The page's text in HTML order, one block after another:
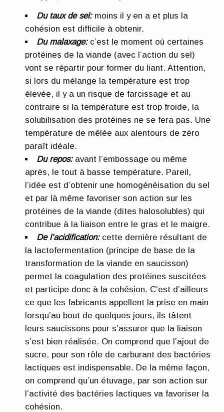
Du taux de sel:moins il y en a et plus la
cohésion est difficile à obtenir.
Du malaxage: c’est le moment où certaines
protéines de la viande (avec l’action du sel)
vont se répartir pour former du liant. Attention,
si lors du mélange la température est trop
élevée, il y a un risque de farcissage et au
contraire si la température est trop froide, la
solubilisation des protéines ne se fera pas. Une
température de mêlée aux alentours de zéro
paraît idéale.
Du repos:avant l’embossage ou même
après, le tout à basse température. Pareil,
l’idée est d’obtenir une homogénéisation du sel
et par là même favoriser son action sur les
protéines de la viande (dites halosolubles) qui
contribue à la liaison entre le gras et le maigre.
De l’acidification:cette dernière résultant de
la lactofermentation (principe de base de la
transformation de la viande en saucisson)
permet la coagulation des protéines suscitées
et participe donc à la cohésion. C’est d’ailleurs
ce que les fabricants appellent la prise en main
lorsqu’au bout de quelques jours, ils tâtent
leurs saucissons pour s’assurer que la liaison
s’est bien réalisée. On comprend que l’ajout de
sucre, pour son rôle de carburant des bactéries
lactiques est indispensable. De la même façon,
on comprend qu’un étuvage, par son action sur
l’activité des bactéries lactiques va favoriser la
cohésion.